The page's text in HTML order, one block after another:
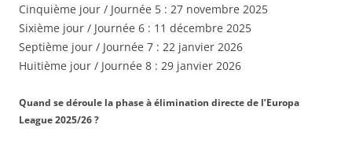
Cinquième jour / Journée 5 : 27 novembre 2025
Sixième jour / Journée 6 : 11 décembre 2025
Septième jour / Journée 7 : 22 janvier 2026
Huitième jour / Journée 8 : 29 janvier 2026
Quand se déroule la phase à élimination directe de l’Europa
League 2025/26 ?